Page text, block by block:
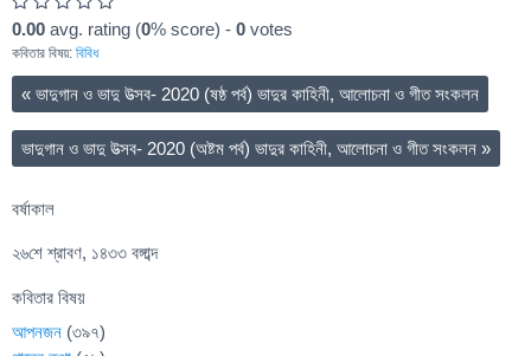
0.00 avg. rating (0% score) - 0 votes
কবিতার বিষয়: বিবিধ
« ভাদুগান ও ভাদু উত্সব- 2020 (ষষ্ঠ পর্ব) ভাদুর কাহিনী, আলোচনা ও গীত সংকলন
ভাদুগান ও ভাদু উত্সব- 2020 (অষ্টম পর্ব) ভাদুর কাহিনী, আলোচনা ও গীত সংকলন »
বর্ষাকাল
২৬শে শ্রাবণ, ১৪৩৩ বঙ্গাব্দ
কবিতার বিষয়
আপনজন (৩৯৭)